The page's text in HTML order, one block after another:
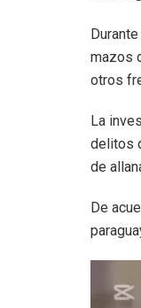
mazos
otros
La
delitos
de
De